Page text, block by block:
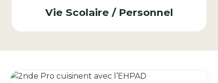
Vie Scolaire / Personnel